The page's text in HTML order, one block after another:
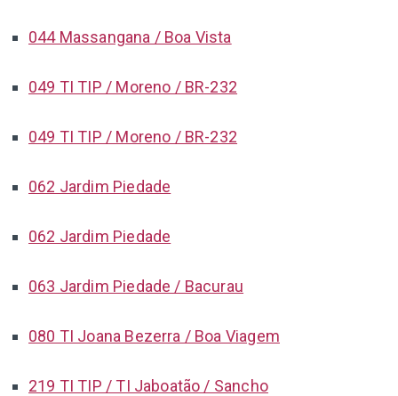
044 Massangana / Boa Vista
049 TI TIP / Moreno / BR-232
049 TI TIP / Moreno / BR-232
062 Jardim Piedade
062 Jardim Piedade
063 Jardim Piedade / Bacurau
080 TI Joana Bezerra / Boa Viagem
219 TI TIP / TI Jaboatão / Sancho